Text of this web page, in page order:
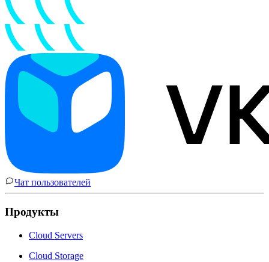
Чат пользователей
Продукты
Cloud Servers
Cloud Storage